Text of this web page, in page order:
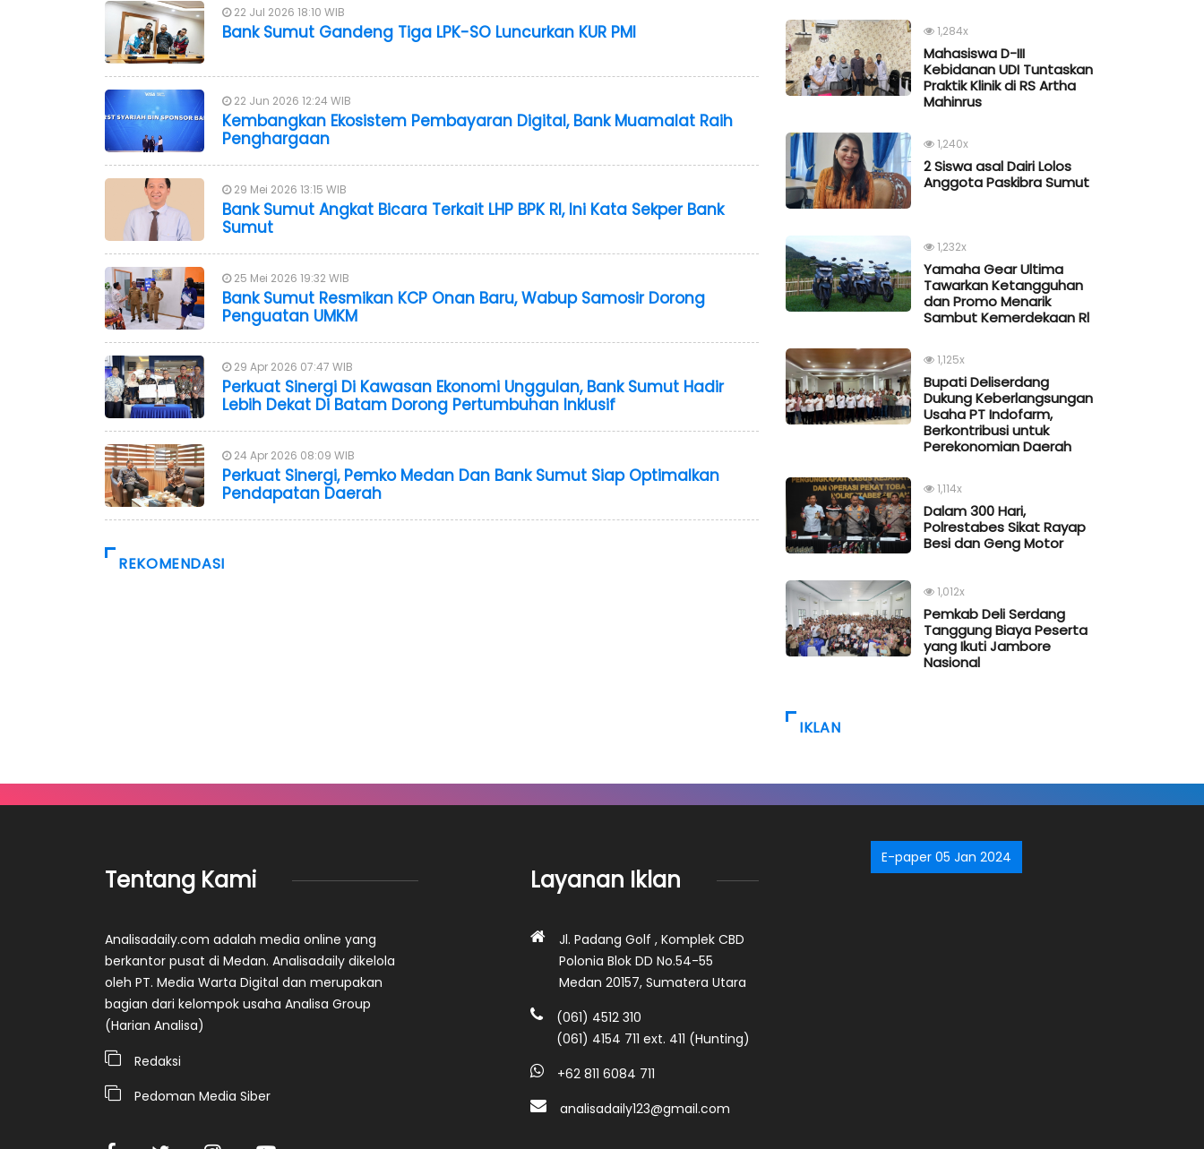
22 Jul 2026 18:10 WIB
Bank Sumut Gandeng Tiga LPK-SO Luncurkan KUR PMI
22 Jun 2026 12:24 WIB
Kembangkan Ekosistem Pembayaran Digital, Bank Muamalat Raih
Penghargaan
29 Mei 2026 13:15 WIB
Bank Sumut Angkat Bicara Terkait LHP BPK RI, Ini Kata Sekper Bank
Sumut
25 Mei 2026 19:32 WIB
Bank Sumut Resmikan KCP Onan Baru, Wabup Samosir Dorong
Penguatan UMKM
29 Apr 2026 07:47 WIB
Perkuat Sinergi Di Kawasan Ekonomi Unggulan, Bank Sumut Hadir
Lebih Dekat Di Batam Dorong Pertumbuhan Inklusif
24 Apr 2026 08:09 WIB
Perkuat Sinergi, Pemko Medan Dan Bank Sumut Siap Optimalkan
Pendapatan Daerah
REKOMENDASI
1,284x
Mahasiswa D-III
Kebidanan UDI Tuntaskan
Praktik Klinik di RS Artha
Mahinrus
1,240x
2 Siswa asal Dairi Lolos
Anggota Paskibra Sumut
1,232x
Yamaha Gear Ultima
Tawarkan Ketangguhan
dan Promo Menarik
Sambut Kemerdekaan Rl
1,125x
Bupati Deliserdang
Dukung Keberlangsungan
Usaha PT Indofarm,
Berkontribusi untuk
Perekonomian Daerah
1,114x
Dalam 300 Hari,
Polrestabes Sikat Rayap
Besi dan Geng Motor
1,012x
Pemkab Deli Serdang
Tanggung Biaya Peserta
yang Ikuti Jambore
Nasional
IKLAN
Tentang Kami
Analisadaily.com adalah media online yang
berkantor pusat di Medan. Analisadaily dikelola
oleh PT. Media Warta Digital dan merupakan
bagian dari kelompok usaha Analisa Group
(Harian Analisa)
Redaksi
Pedoman Media Siber
Layanan Iklan
Jl. Padang Golf , Komplek CBD
Polonia Blok DD No.54-55
Medan 20157, Sumatera Utara
(061) 4512 310
(061) 4154 711 ext. 411 (Hunting)
+62 811 6084 711
analisadaily123@gmail.com
E-paper 05 Jan 2024